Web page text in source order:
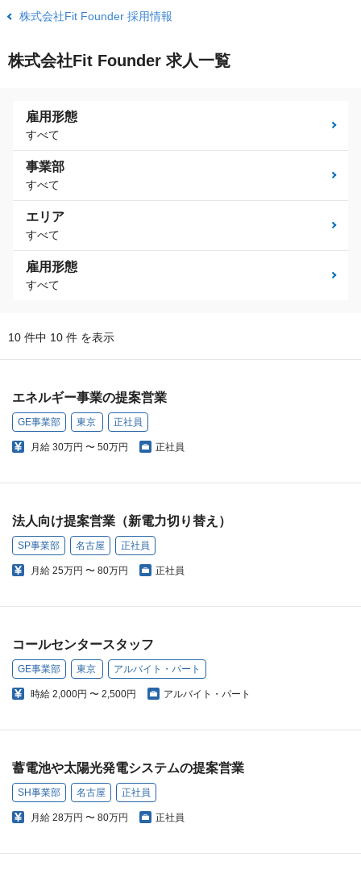
株式会社Fit Founder 採用情報
株式会社Fit Founder 求人一覧
雇用形態
すべて
事業部
すべて
エリア
すべて
雇用形態
すべて
10 件中 10 件 を表示
エネルギー事業の提案営業
GE事業部 東京 正社員
月給 30万円 〜 50万円 正社員
法人向け提案営業（新電力切り替え）
SP事業部 名古屋 正社員
月給 25万円 〜 80万円 正社員
コールセンタースタッフ
GE事業部 東京 アルバイト・パート
時給 2,000円 〜 2,500円 アルバイト・パート
蓄電池や太陽光発電システムの提案営業
SH事業部 名古屋 正社員
月給 28万円 〜 80万円 正社員